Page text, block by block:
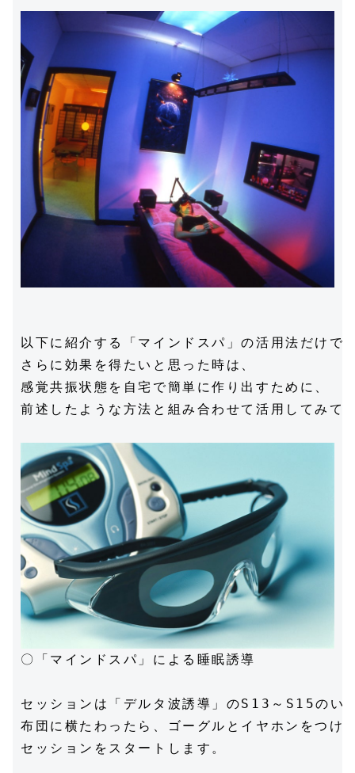
以下に紹介する「マインドスパ」の活用法だけで
さらに効果を得たいと思った時は、
感覚共振状態を自宅で簡単に作り出すために、
前述したような方法と組み合わせて活用してみて
〇「マインドスパ」による睡眠誘導
セッションは「デルタ波誘導」のS13～S15のい
布団に横たわったら、ゴーグルとイヤホンをつけ
セッションをスタートします。